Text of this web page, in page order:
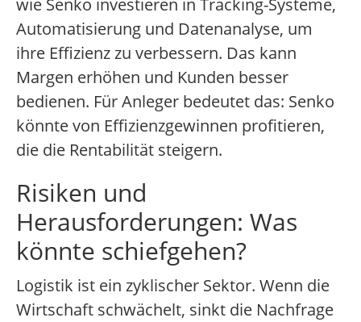
wie Senko investieren in Tracking-Systeme,
Automatisierung und Datenanalyse, um
ihre Effizienz zu verbessern. Das kann
Margen erhöhen und Kunden besser
bedienen. Für Anleger bedeutet das: Senko
könnte von Effizienzgewinnen profitieren,
die die Rentabilität steigern.
Risiken und
Herausforderungen: Was
könnte schiefgehen?
Logistik ist ein zyklischer Sektor. Wenn die
Wirtschaft schwächelt, sinkt die Nachfrage